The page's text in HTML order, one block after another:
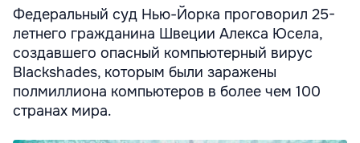
Федеральный суд Нью-Йорка проговорил 25-
летнего гражданина Швеции Алекса Юсела,
создавшего опасный компьютерный вирус
Blackshades, которым были заражены
полмиллиона компьютеров в более чем 100
странах мира.